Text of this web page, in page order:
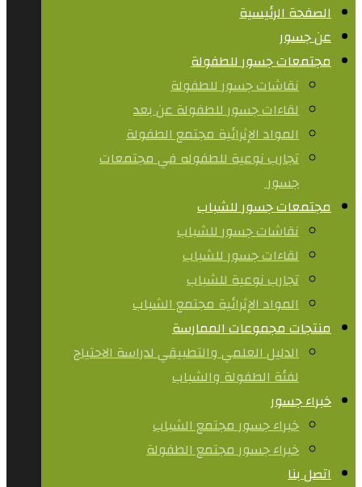
الصفحة الرئيسية
عن جسور
مجتمعات جسور للطفولة
نقاشات جسور للطفولة
لقاءات جسور للطفولة عن بعد
المواد الإثرائية مجتمع الطفولة
تجارب نوعية للطفوله في مجتمعات
جسور ​
مجتمعات جسور للشباب
نقاشات جسور للشباب
لقاءات جسور للشباب
تجارب نوعية للشباب​
المواد الإثرائية مجتمع الشباب
منتجات مجموعات الممارسة
الدليل العلمي والتطبيقي لدراسة الاحتياج
لفئة الطفولة والشباب
خبراء جسور
خبراء جسور مجتمع الشباب
خبراء جسور مجتمع الطفولة
اتصل بنا